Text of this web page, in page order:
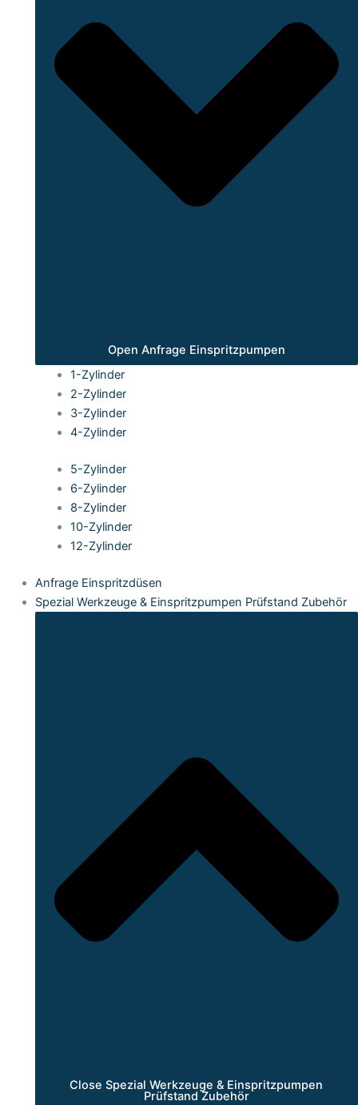
Open Anfrage Einspritzpumpen
1-Zylinder
2-Zylinder
3-Zylinder
4-Zylinder
5-Zylinder
6-Zylinder
8-Zylinder
10-Zylinder
12-Zylinder
Anfrage Einspritzdüsen
Spezial Werkzeuge & Einspritzpumpen Prüfstand Zubehör
Close Spezial Werkzeuge & Einspritzpumpen
Prüfstand Zubehör